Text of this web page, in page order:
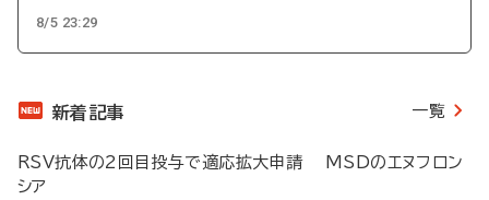
8/5 23:29
新着記事 一覧
RSV抗体の2回目投与で適応拡大申請 MSDのエヌフロン
シア